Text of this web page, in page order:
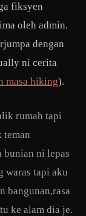
fiksyen
oleh admin.
dengan
ni cerita
masa hiking).
rumah tapi
teman
bunian ni lepas
waras tapi aku
bangunan,rasa
ke alam dia je.